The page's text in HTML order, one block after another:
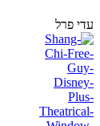
עדי פרל